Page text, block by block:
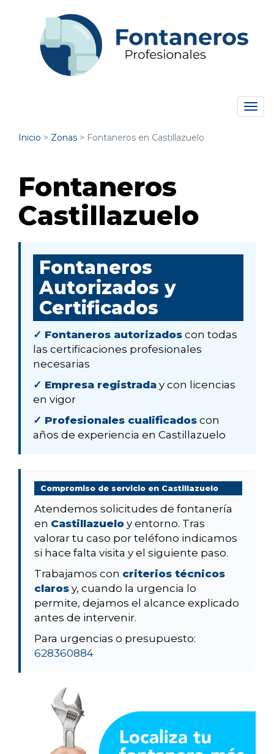
Inicio > Zonas > Fontaneros en Castillazuelo
Fontaneros
Castillazuelo
Fontaneros
Autorizados y
Certificados
✓ Fontaneros autorizados con todas
las certificaciones profesionales
necesarias
✓ Empresa registrada y con licencias
en vigor
✓ Profesionales cualificados con
años de experiencia en Castillazuelo
Compromiso de servicio en Castillazuelo
Atendemos solicitudes de fontanería
en Castillazuelo y entorno. Tras
valorar tu caso por teléfono indicamos
si hace falta visita y el siguiente paso.
Trabajamos con criterios técnicos
claros y, cuando la urgencia lo
permite, dejamos el alcance explicado
antes de intervenir.
Para urgencias o presupuesto:
628360884